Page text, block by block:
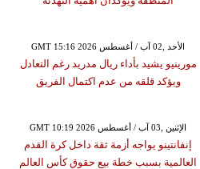
GMT 15:16 2026 الأحد ,02 آب / أغسطس
مورينيو يشيد بأداء ريال مدريد رغم التعادل
ويؤكد قلقه من عدم اكتمال الفريق
GMT 10:19 2026 الإثنين ,03 آب / أغسطس
إنفانتينو يواجه أزمة ثقة داخل كرة القدم
العالمية بسبب خطة بيع حقوق كأس العالم